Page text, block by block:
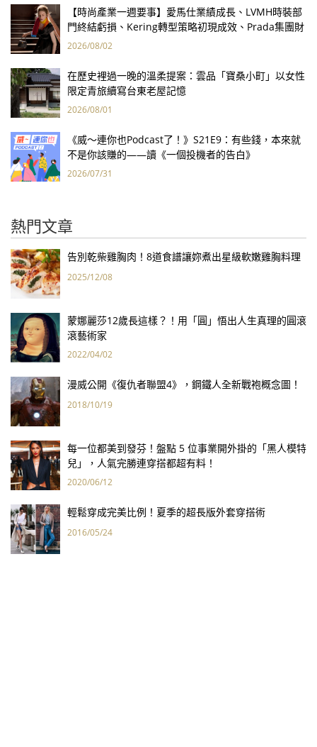
【時尚產業一週要事】愛馬仕業績成長、LVMH時裝部
門終結虧損、Kering轉型策略初現成效、Prada集團財
報亮眼
2026/08/02
在歷史裡過一晚的溫柔提案：雲品「寶桑小町」以女性
限定青旅續寫台東老屋記憶
2026/08/01
《威～連你也Podcast了！》S21E9：有些錢，本來就
不是你該賺的——讀《一個投機者的告白》
2026/07/31
熱門文章
告別乾柴雞胸肉！8道食譜讓妳煮出星級軟嫩雞胸料理
2025/12/08
蒙娜麗莎12歲長這樣？！用「圓」悟出人生真理的圓滾
滾藝術家
2022/04/02
漫威公開《復仇者聯盟4》，鋼鐵人全新戰袍概念圖！
2018/10/19
每一位都美到發芬！盤點 5 位事業開外掛的「黑人模特
兒」，人氣完勝連穿搭都超有料！
2020/06/12
輕鬆穿成完美比例！夏季的超長版外套穿搭術
2016/05/24